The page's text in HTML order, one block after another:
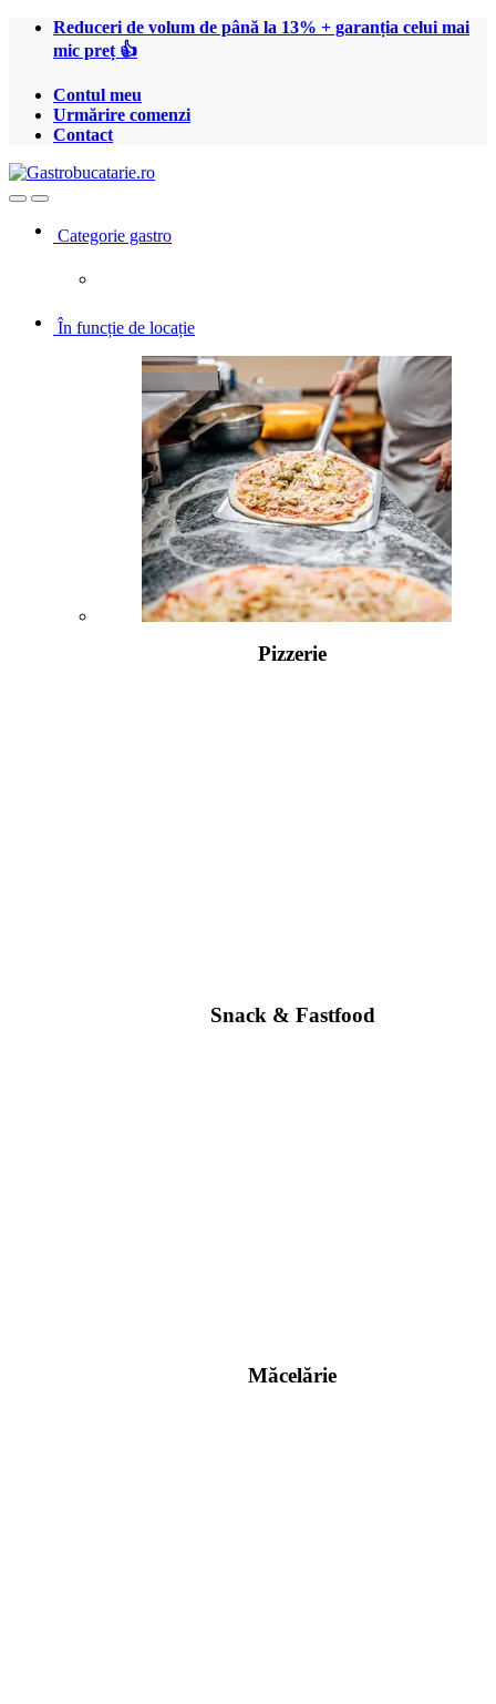
Treci
Treci
Reduceri de volum de până la 13% + garanția celui mai
mic preț 👍
Contul meu
Urmărire comenzi
Contact
OpenClose
Categorie gastro
În funcție de locație
Pizzerie
Snack & Fastfood
Măcelărie